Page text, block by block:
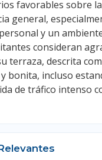
favorables sobre la
general,
y un
consideran
terraza, descrita
bonita, incluso
de tráfico intenso